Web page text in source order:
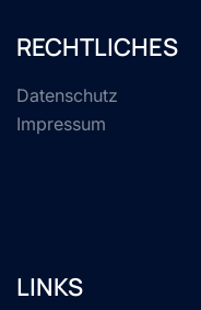
RECHTLICHES
Datenschutz
Impressum
LINKS